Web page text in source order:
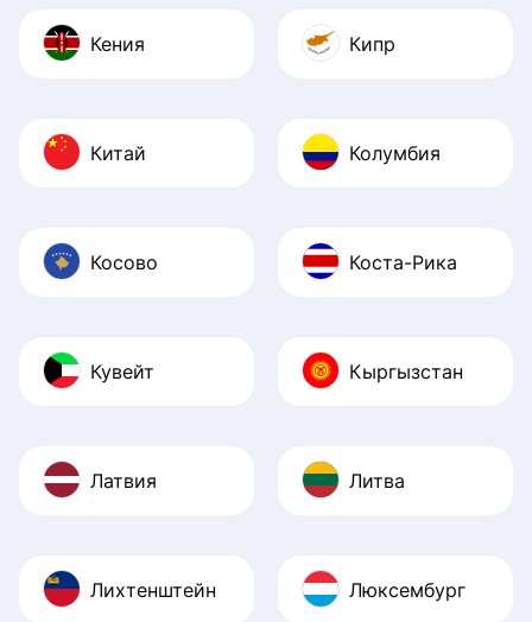
Кения Кипр
Китай Колумбия
Косово Коста-Рика
Кувейт Кыргызстан
Латвия Литва
Лихтенштейн Люксембург